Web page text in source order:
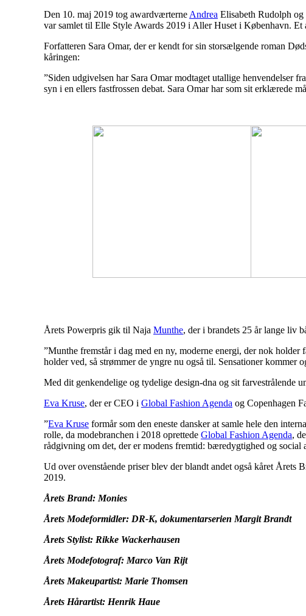
Den 10. maj 2019 tog awardværterneAndrea Elisabeth Rudolph
var samlet til Elle Style Awards 2019 i Aller Huset i København.
Forfatteren Sara Omar, der er kendt for sin storsælgende roman
kåringen:
”Siden udgivelsen har Sara Omar modtaget utallige henvendelser
syn i en ellers fastfrossen debat. Sara Omar har som sit erklærede
Årets Powerpris gik til Naja Munthe, der i brandets 25 år lange liv
”Munthe fremstår i dag med en ny, moderne energi, der nok
holder ved, så strømmer de yngre nu også til. Sensationer kommer
Med dit genkendelige og tydelige design-dna og sit farvestrålende
Eva Kruse, der er CEO i Global Fashion Agenda og Copenhagen
”Eva Kruse formår som den eneste dansker at samle hele den
rolle, da modebranchen i 2018 oprettede Global Fashion Agenda,
rådgivning om det, der er modens fremtid: bæredygtighed og social
Ud over ovenstående priser blev der blandt andet også kåret
2019.
Årets Brand: Monies
Årets Modeformidler: DR-K, dokumentarserien Margit Brandt
Årets Stylist: Rikke Wackerhausen
Årets Modefotograf: Marco Van Rijt
Årets Makeupartist: Marie Thomsen
Årets Hårartist: Henrik Haue